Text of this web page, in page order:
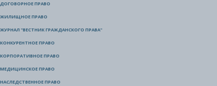
ДОГОВОРНОЕ ПРАВО
ЖИЛИЩНОЕ ПРАВО
ЖУРНАЛ "ВЕСТНИК ГРАЖДАНСКОГО ПРАВА"
КОНКУРЕНТНОЕ ПРАВО
КОРПОРАТИВНОЕ ПРАВО
МЕДИЦИНСКОЕ ПРАВО
НАСЛЕДСТВЕННОЕ ПРАВО